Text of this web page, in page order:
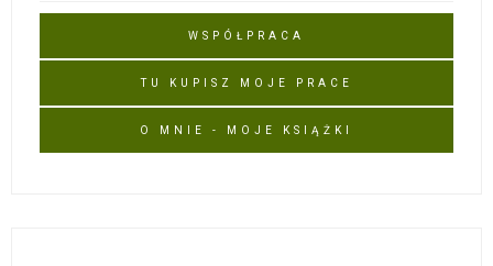
WSPÓŁPRACA
TU KUPISZ MOJE PRACE
O MNIE - MOJE KSIĄŻKI